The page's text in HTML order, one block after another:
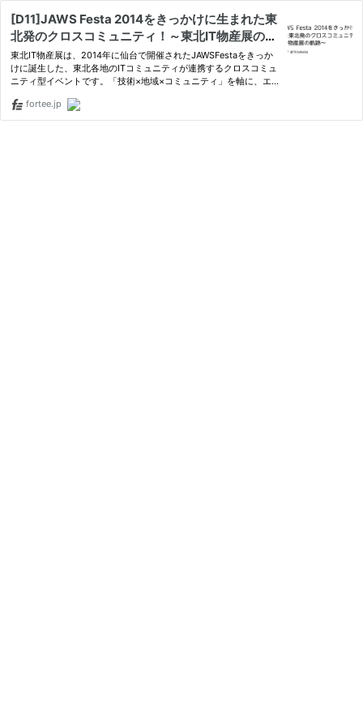
[D11]JAWS Festa 2014をきっかけに生まれた東
北発のクロスコミュニティ！～東北IT物産展の軌
跡～
東北IT物産展は、2014年に仙台で開催されたJAWSFestaをきっか
けに誕生した、東北各地のITコミュニティが連携するクロスコミュ
ニティ型イベントです。「技術×地域×コミュニティ」を軸に、エ
る場として発展してきました。 どのような経緯で生まれ、どのよ
う…
fortee.jp